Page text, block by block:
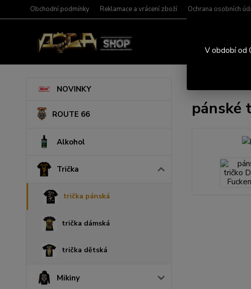
Obchodní podmínky Reklamace a vrácení zboží Ochrana osobních
NOVINKY
ROUTE 66
Alkohol
Trička
trička pánská
trička dámská
trička dětská
Mikiny
pánské
V období od